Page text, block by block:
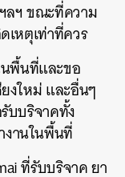
ลฯ ขณะที่ความ
เหตุเท่าที่ควร
พื้นที่และขอ
งใหม่ และอื่นๆ
บบริจาคทั้ง
านในพื้นที่
ที่รับบริจาคยา